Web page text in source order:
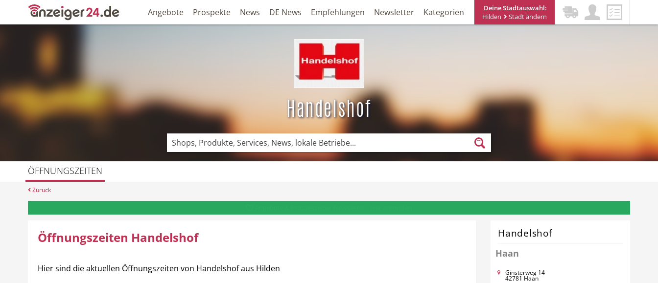
Deine Stadtauswahl:
Hilden
Stadt ändern
Angebote Prospekte News DE News Empfehlungen Newsletter Kategorien
Handelshof
ÖFFNUNGSZEITEN
Zurück
Handelshof
Haan
Ginsterweg 14
42781 Haan
Öffnungszeiten Handelshof
Hier sind die aktuellen Öffnungszeiten von Handelshof aus Hilden